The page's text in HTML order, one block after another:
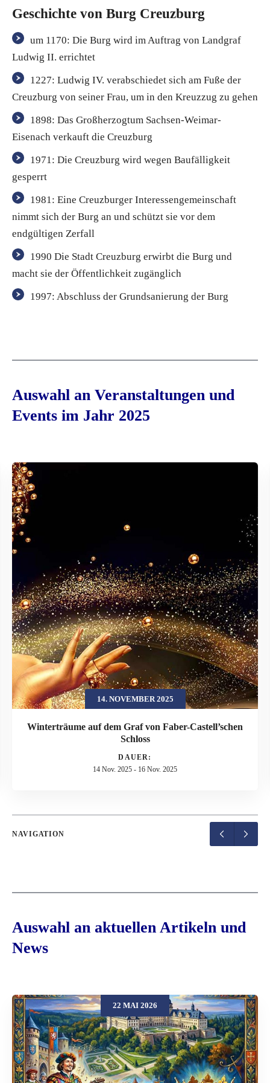
Geschichte von Burg Creuzburg
um 1170: Die Burg wird im Auftrag von Landgraf
Ludwig II. errichtet
1227: Ludwig IV. verabschiedet sich am Fuße der
Creuzburg von seiner Frau, um in den Kreuzzug zu gehen
1898: Das Großherzogtum Sachsen-Weimar-
Eisenach verkauft die Creuzburg
1971: Die Creuzburg wird wegen Baufälligkeit
gesperrt
1981: Eine Creuzburger Interessengemeinschaft
nimmt sich der Burg an und schützt sie vor dem
endgültigen Zerfall
1990 Die Stadt Creuzburg erwirbt die Burg und
macht sie der Öffentlichkeit zugänglich
1997: Abschluss der Grundsanierung der Burg
Auswahl an Veranstaltungen und
Events im Jahr 2025
14. NOVEMBER 2025
Winterträume auf dem Graf von Faber-Castell’schen
Schloss
DAUER:
14 Nov. 2025 - 16 Nov. 2025
NAVIGATION
Auswahl an aktuellen Artikeln und
News
22 MAI 2026